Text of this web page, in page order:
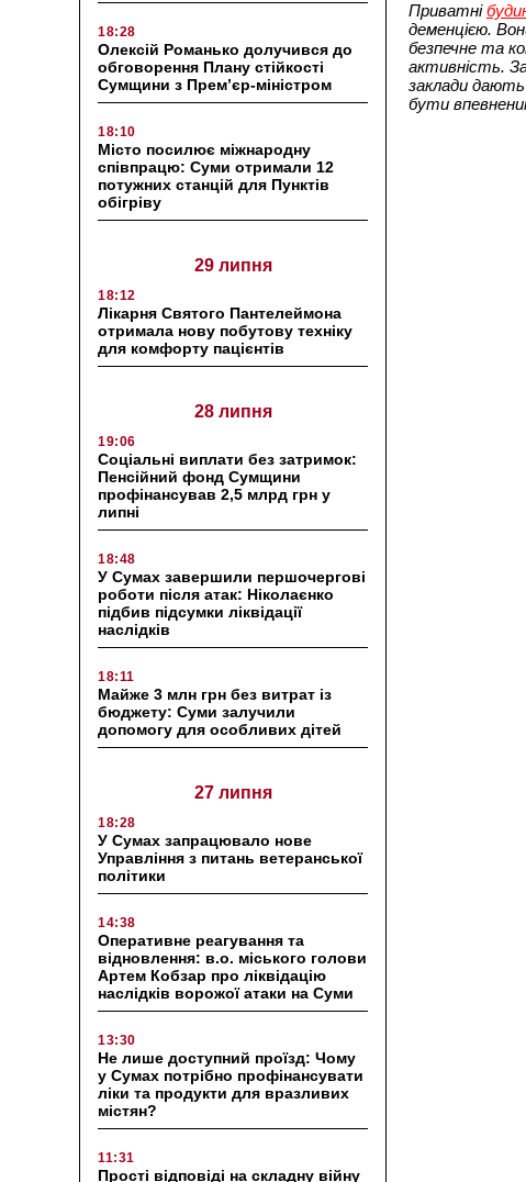
18:28
Олексій Романько долучився до
обговорення Плану стійкості
Сумщини з Прем’єр-міністром
18:10
Місто посилює міжнародну
співпрацю: Суми отримали 12
потужних станцій для Пунктів
обігріву
29 липня
18:12
Лікарня Святого Пантелеймона
отримала нову побутову техніку
для комфорту пацієнтів
28 липня
19:06
Соціальні виплати без затримок:
Пенсійний фонд Сумщини
профінансував 2,5 млрд грн у
липні
18:48
У Сумах завершили першочергові
роботи після атак: Ніколаєнко
підбив підсумки ліквідації
наслідків
18:11
Майже 3 млн грн без витрат із
бюджету: Суми залучили
допомогу для особливих дітей
27 липня
18:28
У Сумах запрацювало нове
Управління з питань ветеранської
політики
14:38
Оперативне реагування та
відновлення: в.о. міського голови
Артем Кобзар про ліквідацію
наслідків ворожої атаки на Суми
13:30
Не лише доступний проїзд: Чому
у Сумах потрібно профінансувати
ліки та продукти для вразливих
містян?
11:31
Прості відповіді на складну війну
Приватні
деменцією.
безпечне та
активність.
заклади дають
бути